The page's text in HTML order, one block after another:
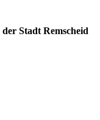
Stadt Remscheid